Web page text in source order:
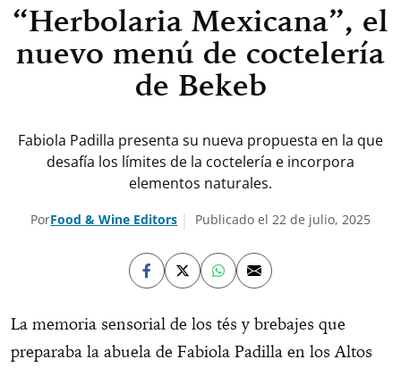
“Herbolaria Mexicana”, el
nuevo menú de coctelería
de Bekeb
Fabiola Padilla presenta su nueva propuesta en la que
desafía los límites de la coctelería e incorpora
elementos naturales.
PorFood & Wine Editors Publicado el 22 de julio, 2025
La memoria sensorial de los tés y brebajes que
preparaba la abuela de Fabiola Padilla en los Altos